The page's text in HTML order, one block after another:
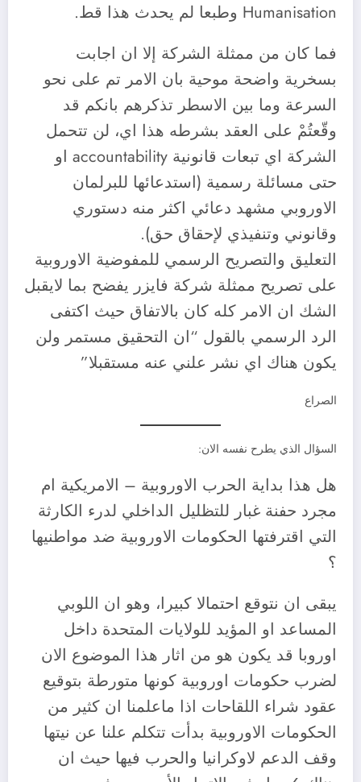
Humanisation وطبعا لم يحدث هذا قط.
فما كان من ممثلة الشركة إلا ان اجابت
بسخرية واضحة موحية بان الامر تم على نحو
السرعة وما بين الاسطر تذكرهم بانكم قد
وقّعتُمْ على العقد بشرطه هذا اي، لن تتحمل
الشركة اي تبعات قانونية accountability او
حتى مسائلة رسمية (استدعائها للبرلمان
الاوروبي مشهد دعائي اكثر منه دستوري
وقانوني وتنفيذي لإحقاق حق).
التعليق والتصريح الرسمي للمفوضية الاوروبية
على تصريح ممثلة شركة فايزر يفضح بما لايقبل
الشك ان الامر كله كان بالاتفاق حيث اكتفى
الرد الرسمي بالقول “ان التحقيق مستمر ولن
يكون هناك اي نشر علني عنه مستقبلا”
الصراع
السؤال الذي يطرح نفسه الان:
هل هذا بداية الحرب الاوروبية – الامريكية ام
مجرد حفنة غبار للتظليل الداخلي لدرء الكارثة
التي اقترفتها الحكومات الاوروبية ضد مواطنيها
؟
يبقى ان نتوقع احتمالا كبيرا، وهو ان اللوبي
المساعد او المؤيد للولايات المتحدة داخل
اوروبا قد يكون هو من اثار هذا الموضوع الان
لضرب حكومات اوروبية كونها متورطة بتوقيع
عقود شراء اللقاحات اذا ماعلمنا ان كثير من
الحكومات الاوروبية بدأت تتكلم علنا عن نيتها
وقف الدعم لاوكرانيا والحرب فيها حيث ان